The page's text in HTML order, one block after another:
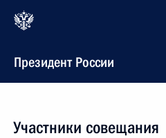
Президент России
Участники совещания